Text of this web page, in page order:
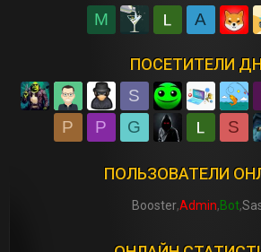
M A
ПОСЕТИТЕЛИ
S
P
P G S
ПОЛЬЗОВАТЕЛИ
Booster Admin Bot